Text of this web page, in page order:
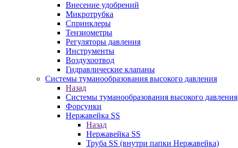
Внесение удобрений
Микротрубка
Спринклеры
Тензиометры
Регуляторы давления
Инструменты
Воздухоотвод
Гидравлические клапаны
Системы туманообразования высокого давления
Назад
Системы туманообразования высокого давления
Форсунки
Нержавейка SS
Назад
Нержавейка SS
Труба SS (внутри папки Нержавейка)